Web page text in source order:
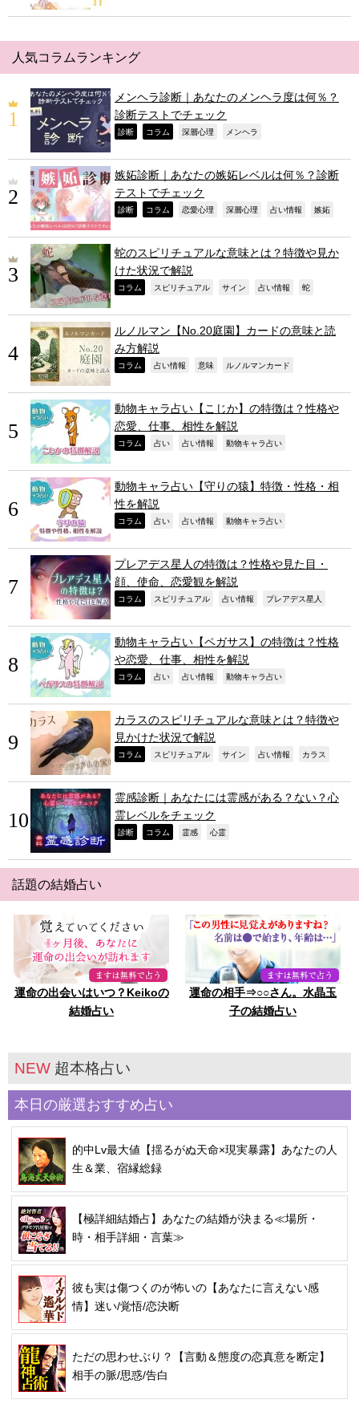
人気コラムランキング
メンヘラ診断｜あなたのメンヘラ度は何％？
診断テストでチェック
診断 コラム 深層心理 メンヘラ
嫉妬診断｜あなたの嫉妬レベルは何％？診断
テストでチェック
診断 コラム 恋愛心理 深層心理 占い情報 嫉妬
蛇のスピリチュアルな意味とは？特徴や見か
けた状況で解説
コラム スピリチュアル サイン 占い情報 蛇
ルノルマン【No.20庭園】カードの意味と読
み方解説
コラム 占い情報 意味 ルノルマンカード
動物キャラ占い【こじか】の特徴は？性格や
恋愛、仕事、相性を解説
コラム 占い 占い情報 動物キャラ占い
動物キャラ占い【守りの猿】特徴・性格・相
性を解説
コラム 占い 占い情報 動物キャラ占い
プレアデス星人の特徴は？性格や見た目・
顔、使命、恋愛観を解説
コラム スピリチュアル 占い情報 プレアデス星人
動物キャラ占い【ペガサス】の特徴は？性格
や恋愛、仕事、相性を解説
コラム 占い 占い情報 動物キャラ占い
カラスのスピリチュアルな意味とは？特徴や
見かけた状況で解説
コラム スピリチュアル サイン 占い情報 カラス
霊感診断｜あなたには霊感がある？ない？心
霊レベルをチェック
診断 コラム 霊感 心霊
話題の結婚占い
運命の出会いはいつ？Keikoの
結婚占い
運命の相手⇒○○さん。水晶玉
子の結婚占い
NEW 超本格占い
本日の厳選おすすめ占い
的中Lv最大値【揺るがぬ天命×現実暴露】あなたの人
生＆業、宿縁総録
【極詳細結婚占】あなたの結婚が決まる≪場所・
時・相手詳細・言葉≫
彼も実は傷つくのが怖いの【あなたに言えない感
情】迷い/覚悟/恋決断
ただの思わせぶり？【言動＆態度の恋真意を断定】
相手の脈/思惑/告白